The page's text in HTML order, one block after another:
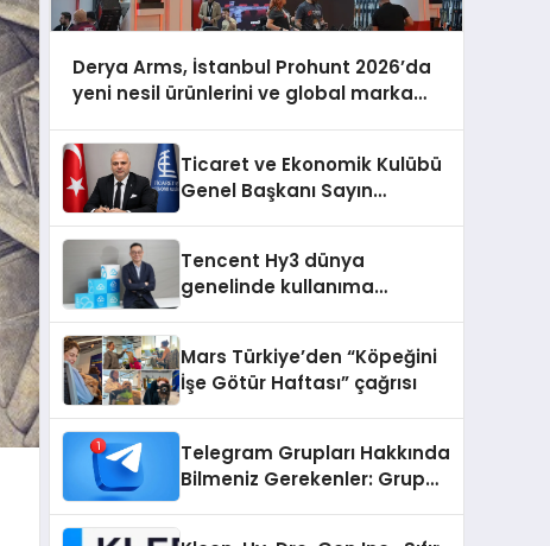
Derya Arms, İstanbul Prohunt 2026’da
yeni nesil ürünlerini ve global marka
Ticaret ve Ekonomik Kulübü
Genel Başkanı Sayın
şunları kaydetti:
Tencent Hy3 dünya
genelinde kullanıma
Mars Türkiye’den “Köpeğini
İşe Götür Haftası” çağrısı
Telegram Grupları Hakkında
Bilmeniz Gerekenler: Grup